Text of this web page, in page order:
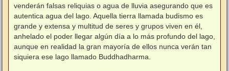
venderán falsas reliquias o agua de lluvia asegurando que es
autentica agua del lago. Aquella tierra llamada budismo es
grande y extensa y multitud de seres y grupos viven en él,
anhelado el poder llegar algún día a lo más profundo del lago,
aunque en realidad la gran mayoría de ellos nunca verán tan
siquiera ese lago llamado Buddhadharma.